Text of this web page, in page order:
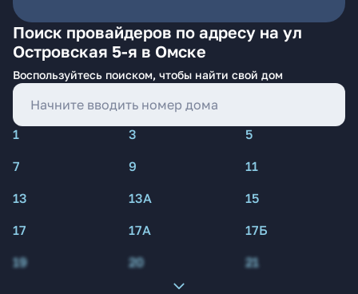
Поиск провайдеров по адресу на ул
Островская 5-я в Омске
Воспользуйтесь поиском, чтобы найти свой дом
1 3
5
7
9
11
13
13А
15
17
17А
17Б
19
20 21